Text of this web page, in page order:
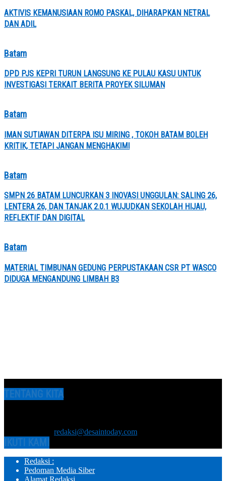
AKTIVIS KEMANUSIAAN ROMO PASKAL, DIHARAPKAN NETRAL
DAN ADIL
Batam
DPD PJS KEPRI TURUN LANGSUNG KE PULAU KASU UNTUK
INVESTIGASI TERKAIT BERITA PROYEK SILUMAN
Batam
IMAN SUTIAWAN DITERPA ISU MIRING , TOKOH BATAM BOLEH
KRITIK, TETAPI JANGAN MENGHAKIMI
Batam
SMPN 26 BATAM LUNCURKAN 3 INOVASI UNGGULAN: SALING 26,
LENTERA 26, DAN TANJAK 2.0.1 WUJUDKAN SEKOLAH HIJAU,
REFLEKTIF DAN DIGITAL
Batam
MATERIAL TIMBUNAN GEDUNG PERPUSTAKAAN CSR PT WASCO
DIDUGA MENGANDUNG LIMBAH B3
TENTANG KITA
redaksi@desaintoday.com
IKUTI KAMI
Redaksi :
Pedoman Media Siber
Alamat Redaksi